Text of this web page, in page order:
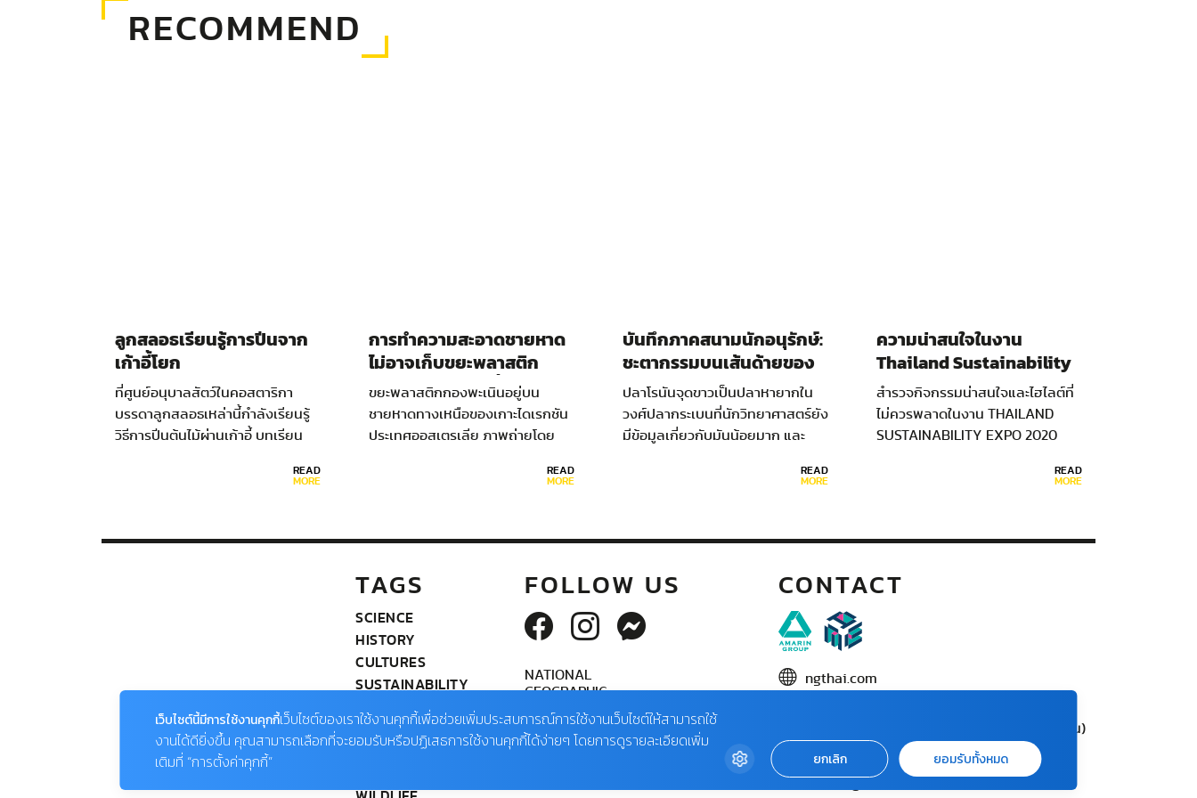
RECOMMEND
ลูกสลอธเรียนรู้การปีนจาก
เก้าอี้โยก
ที่ศูนย์อนุบาลสัตว์ในคอสตาริกา
บรรดาลูกสลอธเหล่านี้กำลังเรียนรู้
วิธีการปีนต้นไม้ผ่านเก้าอี้ บทเรียน
เพื่อช่วยให้พวกมันสามารถเอาชีวิต
READ
MORE
การทำความสะอาดชายหาด
ไม่อาจเก็บขยะพลาสติก
จำนวนหลายล้านชิ้น
ขยะพลาสติกกองพะเนินอยู่บน
ชายหาดทางเหนือของเกาะไดเรกชัน
ประเทศออสเตรเลีย ภาพถ่ายโดย
READ
MORE
บันทึกภาคสนามนักอนุรักษ์:
ชะตากรรมบนเส้นด้ายของ
ปลาโรนัน
ปลาโรนันจุดขาวเป็นปลาหายากใน
วงศ์ปลากระเบนที่นักวิทยาศาสตร์ยัง
มีข้อมูลเกี่ยวกับมันน้อยมาก และ
ครีบของปลาโรนันขายได้ราคาสูง
และปล่อยคืนสู่ธรรมชาติ
READ
MORE
ความน่าสนใจในงาน
Thailand Sustainability
Expo 2020
สำรวจกิจกรรมน่าสนใจและไฮไลต์ที่
ไม่ควรพลาดในงาน THAILAND
SUSTAINABILITY EXPO 2020
ตัวครั้งสำคัญขององค์กรต้นแบบREAD
MORE
TAGS
SCIENCE
HISTORY
CULTURES
SUSTAINABILITY
ENVIRONMENT
EDUCATION
TRAVEL
FOLLOW US
NATIONAL
GEOGRAPHIC
ASIA
CONTACT
ngthai.com
ในเครือ บริษัท อมรินทร์ คอร์เปอเรชั่นส์ จำกัด (มหาชน)
02 422 9999 ต่อ 4220
เว็บไซต์นี้มีการใช้งานคุกกี้เว็บไซต์ของเราใช้งานคุกกี้เพื่อช่วยเพิ่มประสบการณ์การใช้งานเว็บไซต์ให้สามารถใช้
งานได้ดียิ่งขึ้น คุณสามารถเลือกที่จะยอมรับหรือปฏิเสธการใช้งานคุกกี้ได้ง่ายๆ โดยการดูรายละเอียดเพิ่ม
เติมที่ “การตั้งค่าคุกกี้”
ยกเลิก ยอมรับทั้งหมด